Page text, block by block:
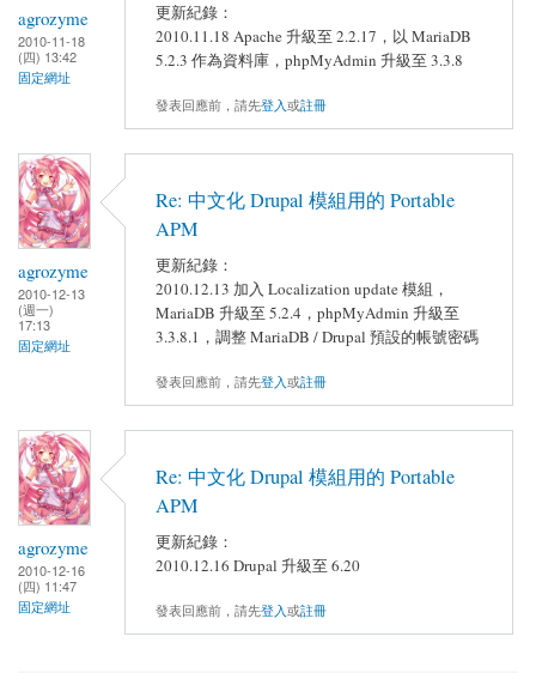
agrozyme
2010-11-18
(四) 13:42
固定網址
更新紀錄：
2010.11.18 Apache 升級至 2.2.17，以 MariaDB
5.2.3 作為資料庫，phpMyAdmin 升級至 3.3.8
發表回應前，請先登入或註冊
agrozyme
2010-12-13
(週一)
17:13
固定網址
Re: 中文化 Drupal 模組用的 Portable
APM
更新紀錄：
2010.12.13 加入 Localization update 模組，
MariaDB 升級至 5.2.4，phpMyAdmin 升級至
3.3.8.1，調整 MariaDB / Drupal 預設的帳號密碼
發表回應前，請先登入或註冊
agrozyme
2010-12-16
(四) 11:47
固定網址
Re: 中文化 Drupal 模組用的 Portable
APM
更新紀錄：
2010.12.16 Drupal 升級至 6.20
發表回應前，請先登入或註冊